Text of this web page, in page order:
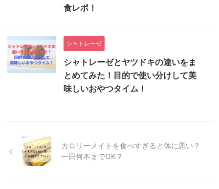
食レポ！
シャトレーゼ
シャトレーゼとヤツドキの違いをま
とめてみた！目的で使い分けして美
味しいおやつタイム！
カロリーメイトを食べすぎると体に悪い？
一日何本までOK？